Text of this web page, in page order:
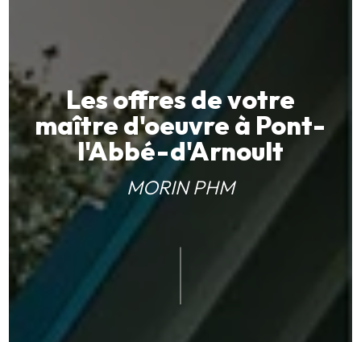
Les offres de votre
maître d'oeuvre à Pont-
l'Abbé-d'Arnoult
MORIN PHM